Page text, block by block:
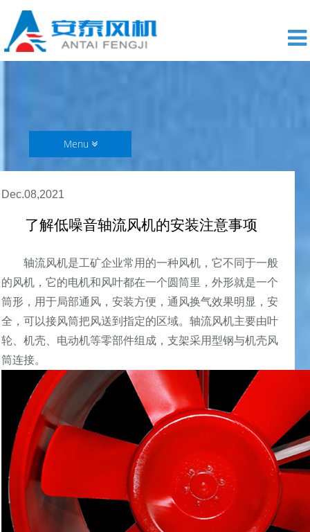
Menu
Dec.08,2021
了解低噪音轴流风机的安装注意事项
轴流风机是工矿企业常用的一种风机，它不同于一般
的风机，它的电机和风叶都在一个圆筒里，外形就是一个
筒形，用于局部通风，安装方便，通风换气效果明显，安
全，可以接风筒把风送到指定的区域。轴流风机主要由叶
轮、机壳、电动机等零部件组成，支架采用型钢与机壳风
筒连接。